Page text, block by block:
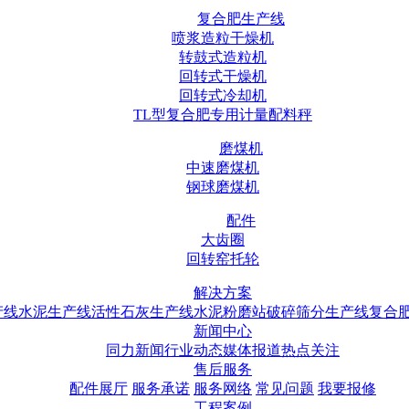
复合肥生产线
喷浆造粒干燥机
转鼓式造粒机
回转式干燥机
回转式冷却机
TL型复合肥专用计量配料秤
磨煤机
中速磨煤机
钢球磨煤机
配件
大齿圈
回转窑托轮
解决方案
线水泥生产线活性石灰生产线水泥粉磨站破碎筛分生产线复合
新闻中心
同力新闻行业动态媒体报道热点关注
售后服务
配件展厅 服务承诺 服务网络 常见问题 我要报修